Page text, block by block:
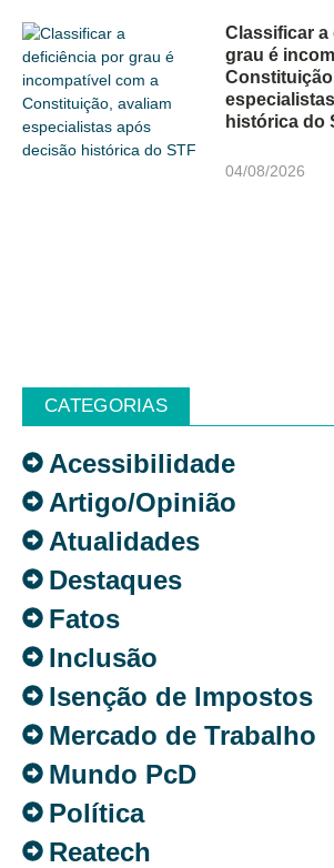
Classificar
grau é
histórica do
04/08/2026
CATEGORIAS
Acessibilidade
Artigo/Opinião
Atualidades
Destaques
Fatos
Inclusão
Isenção de Impostos
Mercado de Trabalho
Mundo PcD
Política
Reatech